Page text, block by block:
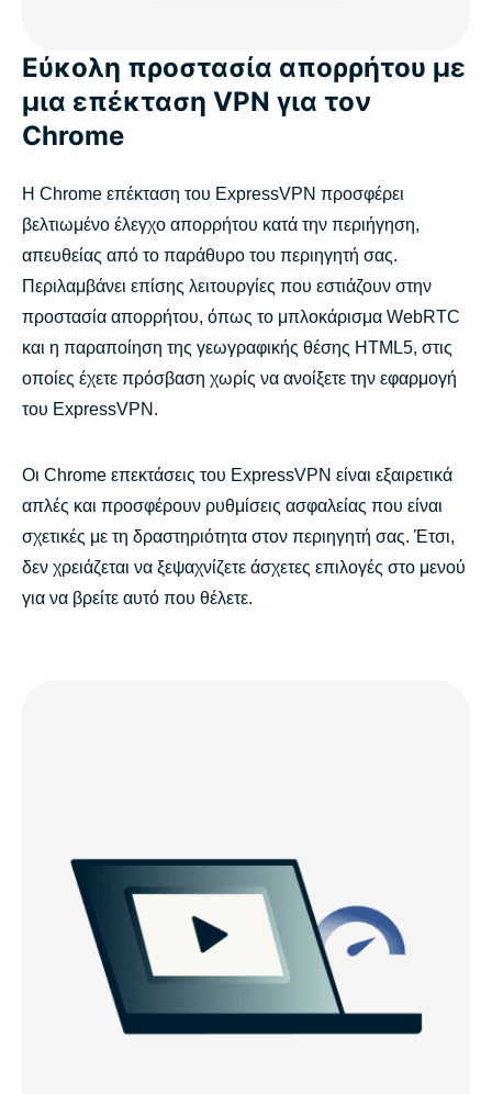
Εύκολη προστασία απορρήτου με
μια επέκταση VPN για τον
Chrome
Η Chrome επέκταση του ExpressVPN προσφέρει
βελτιωμένο έλεγχο απορρήτου κατά την περιήγηση,
απευθείας από το παράθυρο του περιηγητή σας.
Περιλαμβάνει επίσης λειτουργίες που εστιάζουν στην
προστασία απορρήτου, όπως το μπλοκάρισμα WebRTC
και η παραποίηση της γεωγραφικής θέσης HTML5, στις
οποίες έχετε πρόσβαση χωρίς να ανοίξετε την εφαρμογή
του ExpressVPN.
Οι Chrome επεκτάσεις του ExpressVPN είναι εξαιρετικά
απλές και προσφέρουν ρυθμίσεις ασφαλείας που είναι
σχετικές με τη δραστηριότητα στον περιηγητή σας. Έτσι,
δεν χρειάζεται να ξεψαχνίζετε άσχετες επιλογές στο μενού
για να βρείτε αυτό που θέλετε.